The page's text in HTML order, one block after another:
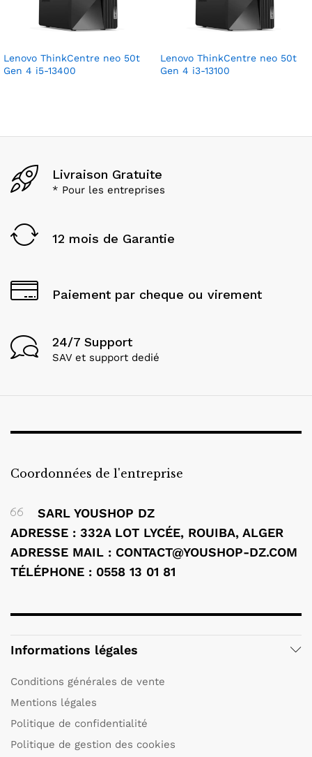
Lenovo ThinkCentre neo 50t
Gen 4 i5-13400
Lenovo ThinkCentre neo 50t
Gen 4 i3-13100
Livraison Gratuite
* Pour les entreprises
12 mois de Garantie
Paiement par cheque ou virement
24/7 Support
SAV et support dedié
Coordonnées de l'entreprise
SARL YOUSHOP DZ
ADRESSE : 332A LOT LYCÉE, ROUIBA, ALGER
ADRESSE MAIL : CONTACT@YOUSHOP-DZ.COM
TÉLÉPHONE : 0558 13 01 81
Informations légales
Conditions générales de vente
Mentions légales
Politique de confidentialité
Politique de gestion des cookies